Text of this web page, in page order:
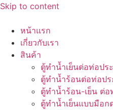
Skip to content
หน้าแรก
เกี่ยวกับเรา
สินค้า
ตู้ทำน้ำเย็นต่อท่อปร
ตู้ทำน้ำร้อนต่อท่อปร
ตู้ทำน้ำร้อน-เย็น ต่อ
ตู้ทำน้ำเย็นแบบมือก